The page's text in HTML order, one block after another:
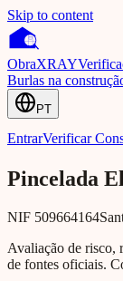
Skip to content
ObraXRAY
Burlas na
PT
EntrarVerificar
Pincelada
NIF 509664164
Avaliação de risco,
de fontes oficiais.